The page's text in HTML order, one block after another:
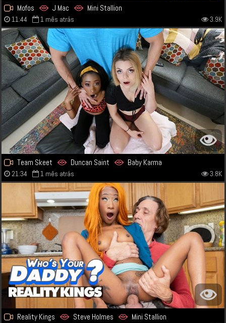
Mofos J Mac Mini Stallion
11:44 1 mês atrás 3.9K
Team Skeet Duncan Saint Baby Karma
21:34 1 mês atrás 3.8K
Reality Kings Steve Holmes Mini Stallion